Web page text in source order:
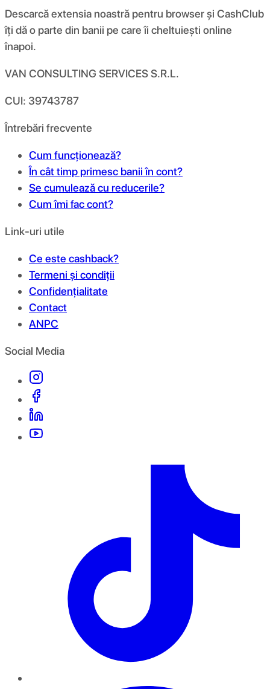
Descarcă extensia noastră pentru browser și CashClub
îți dă o parte din banii pe care îi cheltuiești online
înapoi.
VAN CONSULTING SERVICES S.R.L.
CUI: 39743787
Întrebări frecvente
Cum funcționează?
În cât timp primesc banii în cont?
Se cumulează cu reducerile?
Cum îmi fac cont?
Link-uri utile
Ce este cashback?
Termeni și condiții
Confidențialitate
Contact
ANPC
Social Media